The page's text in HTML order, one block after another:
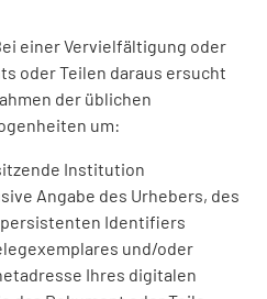
einer Vervielfältigung oder
oder Teilen daraus ersucht
der üblichen
um:
Institution
Angabe des Urhebers, des
Identifiers
und/oder
Ihres digitalen